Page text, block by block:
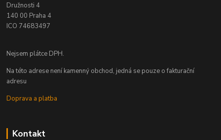
Družnosti 4
140 00 Praha 4
ICO 74683497
Nejsem plátce DPH.
Na této adrese není kamenný obchod, jedná se pouze o fakturační
adresu
Doprava a platba
Kontakt